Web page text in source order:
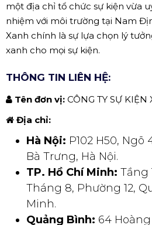
một địa chỉ tổ chức sự kiện vừa
nhiệm với môi trường tại Nam
Xanh chính là sự lựa chọn lý
xanh cho mọi sự kiện.
THÔNG TIN LIÊN HỆ:
Tên đơn vị: CÔNG TY SỰ KIỆN
Địa chỉ:
Hà Nội: P102 H50, Ngõ
Bà Trưng, Hà Nội.
TP. Hồ Chí Minh: Tầng
Tháng 8, Phường 12,
Minh.
Quảng Bình: 64